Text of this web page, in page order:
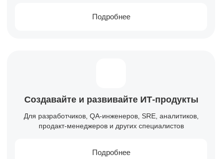
Подробнее
Создавайте и развивайте ИТ-продукты
Для разработчиков, QA-инженеров, SRE, аналитиков,
продакт-менеджеров и других специалистов
Подробнее